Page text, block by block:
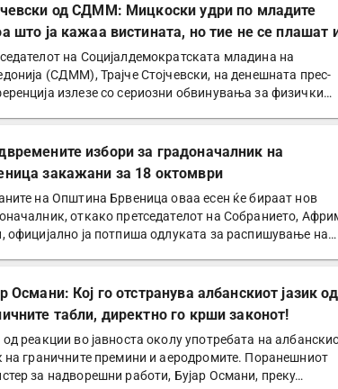
од СДММ: Мицкоски удри по младите
што ја кажаа вистината, но тие не се плашат
на Социјалдемократската младина на
(СДММ), Трајче Стојчевски, на денешната прес-
излезе со сериозни обвинувања за физички
избори за градоначалник на
закажани за 18 октомври
на Општина Брвеница оваа есен ќе бираат нов
откако претседателот на Собранието,
официјално ја потпиша одлуката за распишување на…
Османи: Кој го отстранува албанскиот јазик од
табли, директно го крши законот!
од реакции во јавноста околу употребата на
на граничните премини и аеродромите. Поранешниот
за надворешни работи, Бујар Османи, преку…